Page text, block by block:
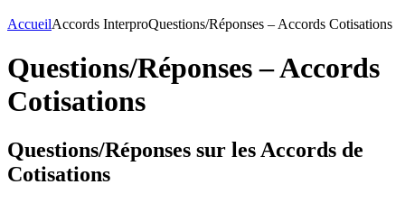
AccueilAccords InterproQuestions/Réponses – Accords Cotisations
Questions/Réponses – Accords
Cotisations
Questions/Réponses sur les Accords de
Cotisations